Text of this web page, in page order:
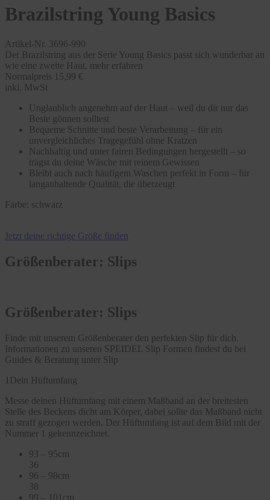
Brazilstring Young Basics
Artikel-Nr. 3696-990
Der Brazilstring aus der Serie Young Basics passt sich wunderbar an
wie eine zweite Haut. mehr erfahren
Normalpreis 15,99 €
inkl. MwSt
Unglaublich angenehm auf der Haut – weil du dir nur das
Beste gönnen solltest
Bequeme Schnitte und beste Verarbeitung – für ein
unvergleichliches Tragegefühl ohne Kratzen
Nachhaltig und unter fairen Bedingungen hergestellt – so
trägst du deine Wäsche mit reinem Gewissen
Bleibt auch nach häufigem Waschen perfekt in Form – für
langanhaltende Qualität, die überzeugt
Farbe: schwarz
Jetzt deine richtige Größe finden
Größenberater: Slips
Größenberater: Slips
Finde mit unserem Größenberater den perfekten Slip für dich.
Informationen zu unseren SPEIDEL Slip Formen findest du bei
Guides & Beratung unter Slip
1 Dein Hüftumfang
Messe deinen Hüftumfang mit einem Maßband an der breitesten
Stelle des Beckens dicht am Körper, dabei sollte das Maßband nicht
zu straff gezogen werden. Der Hüftumfang ist auf dem Bild mit der
Nummer 1 gekennzeichnet.
93 – 95cm
36
96 – 98cm
38
99 – 101cm